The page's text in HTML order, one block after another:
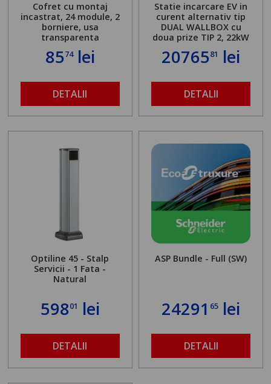
Cofret cu montaj
incastrat, 24 module, 2
borniere, usa
transparenta
8574lei
DETALII
Statie incarcare EV in
curent alternativ tip
DUAL WALLBOX cu
doua prize TIP 2, 22kW
2076581 lei
DETALII
Optiline 45 - Stalp
Servicii - 1 Fata -
Natural
59801 lei
DETALII
ASP Bundle - Full (SW)
24291 65 lei
DETALII